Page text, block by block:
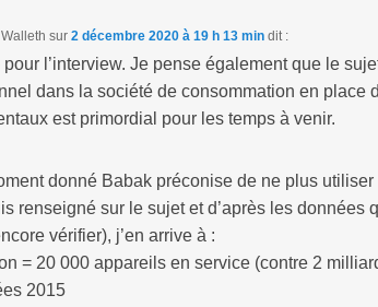
sur 2 décembre 2020 à 19 h 13 min dit :
pour l’interview. Je pense également que le
dans la société de consommation en place
est primordial pour les temps à venir.
donné Babak préconise de ne plus utiliser
renseigné sur le sujet et d’après les données
vérifier), j’en arrive à :
= 20 000 appareils en service (contre 2
2015